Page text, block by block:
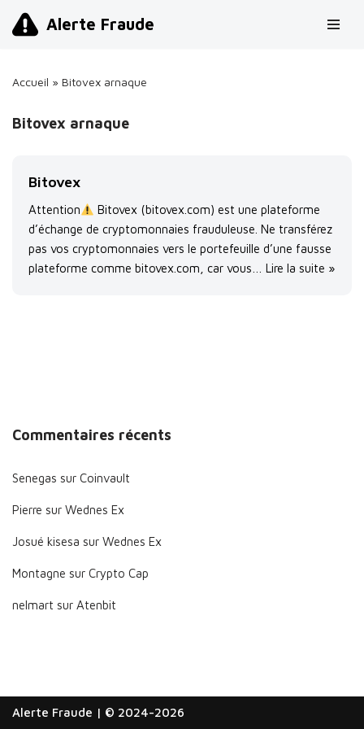
contenu
Alerte Fraude
Accueil » Bitovex arnaque
Bitovex arnaque
Bitovex
Attention
Bitovex (bitovex.com) est une plateforme
d’échange de cryptomonnaies frauduleuse. Ne transférez
pas vos cryptomonnaies vers le portefeuille d’une fausse
plateforme comme bitovex.com, car vous… Lire la suite »
Commentaires récents
Senegas sur Coinvault
Pierre sur Wednes Ex
Josué kisesa sur Wednes Ex
Montagne sur Crypto Cap
nelmart sur Atenbit
Alerte Fraude | © 2024-2026